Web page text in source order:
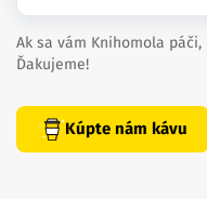
Ak sa vám Knihomola
Ďakujeme!
Kúpte nám kávu